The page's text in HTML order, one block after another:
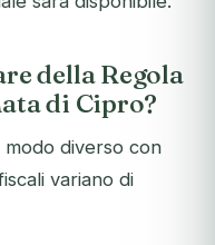
della Regola
di Cipro?
diverso con
variano di